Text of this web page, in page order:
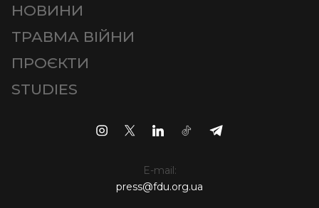
НОВИНИ
ТРАВМА ВІЙНИ
ПРОЄКТИ
STUDIES
E-mail:
press@fdu.org.ua